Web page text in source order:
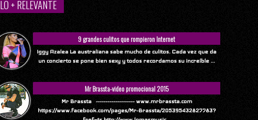
LO + RELEVANTE
9 grandes culitos que rompieron Internet
Iggy Azalea La australiana sabe mucho de culitos. Cada vez que da
un concierto se pone bien sexy y todos recordamos su increíble ...
Mr Brassta-video promocional 2015
Mr Brassta -------------------- www.mrbrassta.com
https://www.facebook.com/pages/Mr-Brassta/205395432827783?